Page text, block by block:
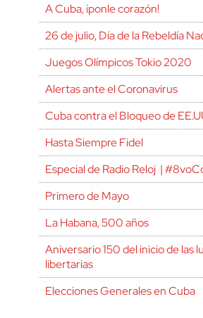
A Cuba, ¡ponle corazón!
26 de julio, Día de la Rebeldía
Juegos Olímpicos Tokio 2020
Alertas ante el Coronavirus
Cuba contra el Bloqueo de
Hasta Siempre Fidel
Especial de Radio Reloj |
Primero de Mayo
La Habana, 500 años
Aniversario 150 del inicio de las
libertarias
Elecciones Generales en Cuba